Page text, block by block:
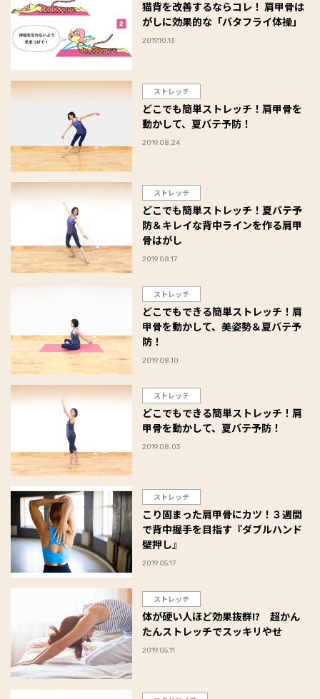
猫背を改善するならコレ！ 肩甲骨は
がしに効果的な「バタフライ体操」
2019.10.13
ストレッチ
どこでも簡単ストレッチ！肩甲骨を
動かして、夏バテ予防！
2019.08.24
ストレッチ
どこでも簡単ストレッチ！夏バテ予
防＆キレイな背中ラインを作る肩甲
骨はがし
2019.08.17
ストレッチ
どこでもできる簡単ストレッチ！肩
甲骨を動かして、美姿勢＆夏バテ予
防！
2019.08.10
ストレッチ
どこでもできる簡単ストレッチ！肩
甲骨を動かして、夏バテ予防！
2019.08.03
ストレッチ
こり固まった肩甲骨にカツ！３週間
で背中握手を目指す『ダブルハンド
壁押し』
2019.05.17
ストレッチ
体が硬い人ほど効果抜群!? 超かん
たんストレッチでスッキリやせ
2019.05.11